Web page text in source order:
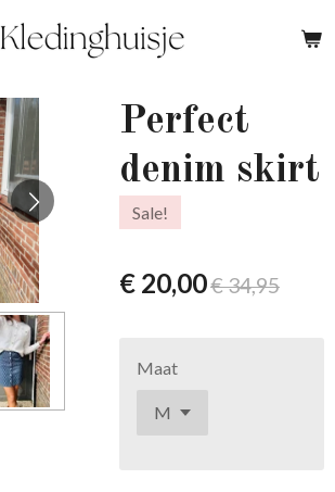
Perfect
denim skirt
Sale!
€ 20,00€ 34,95
Maat